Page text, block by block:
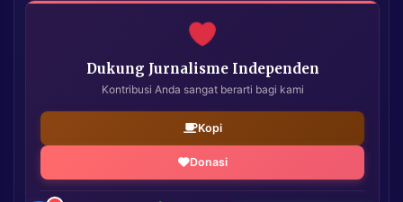
Dukung Jurnalisme Independen
Kontribusi Anda sangat berarti bagi kami
Kopi
Donasi